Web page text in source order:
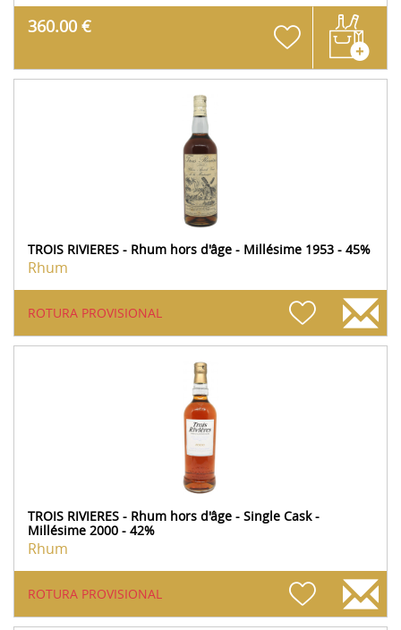
360.00 €
TROIS RIVIERES - Rhum hors d'âge - Millésime 1953 - 45%
Rhum
ROTURA PROVISIONAL
TROIS RIVIERES - Rhum hors d'âge - Single Cask -
Millésime 2000 - 42%
Rhum
ROTURA PROVISIONAL